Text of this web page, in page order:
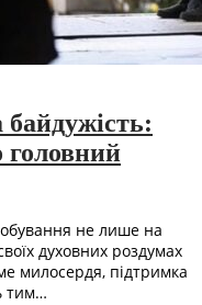
не лише на
духовних роздумах
милосердя, підтримка
тим…